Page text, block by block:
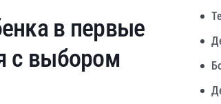
в первые
с выбором